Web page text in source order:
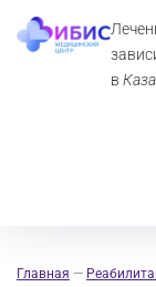
в
Главная —